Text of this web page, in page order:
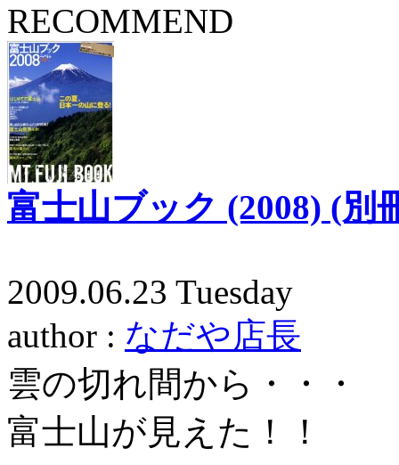
RECOMMEND
富士山ブック (2008) (別
2009.06.23 Tuesday
author : なだや店長
雲の切れ間から・・・
富士山が見えた！！